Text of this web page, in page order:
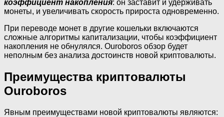
коэффициент накопления: он заставит и удерживать
монеты, и увеличивать скорость прироста одновременно.
При переводе монет в другие кошельки включаются
сложные алгоритмы капитализации, чтобы коэффициент
накопления не обнулялся. Ouroboros обзор будет
неполным без анализа достоинств новой криптовалюты.
Преимущества криптовалюты
Ouroboros
Явным преимуществами новой криптовалюты являются: